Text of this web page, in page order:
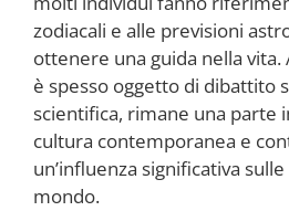
zodiacali e alle previsioni
ottenere una guida nella vita.
è spesso oggetto di dibattito
scientifica, rimane una parte
cultura contemporanea e
un’influenza significativa
mondo.